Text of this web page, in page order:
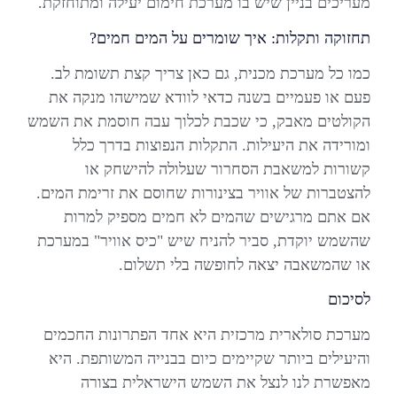
תחזוקה ותקלות: איך שומרים על המים חמים?
כמו כל מערכת מכנית, גם כאן צריך קצת תשומת לב.
פעם או פעמיים בשנה כדאי לוודא שמישהו מנקה את
הקולטים מאבק, כי שכבת לכלוך עבה חוסמת את השמש
ומורידה את היעילות. התקלות הנפוצות בדרך כלל
קשורות למשאבת הסחרור שעלולה להישחק או
להצטברות של אוויר בצינורות שחוסם את זרימת המים.
אם אתם מרגישים שהמים לא חמים מספיק למרות
שהשמש יוקדת, סביר להניח שיש "כיס אוויר" במערכת
או שהמשאבה יצאה לחופשה בלי תשלום.
לסיכום
מערכת סולארית מרכזית היא אחד הפתרונות החכמים
והיעילים ביותר שקיימים כיום בבנייה המשותפת. היא
מאפשרת לנו לנצל את השמש הישראלית בצורה